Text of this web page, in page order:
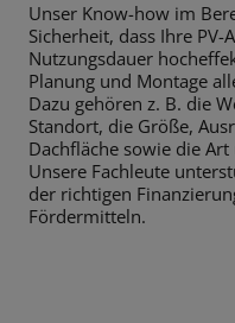
Unser Know-how im
Sicherheit, dass Ihre PV-
Nutzungsdauer
Planung und Montage
Dazu gehören z. B. die
Standort, die Größe,
Dachfläche sowie die
Unsere Fachleute
der richtigen
Fördermitteln.